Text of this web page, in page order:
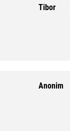
Tibor
Anonim